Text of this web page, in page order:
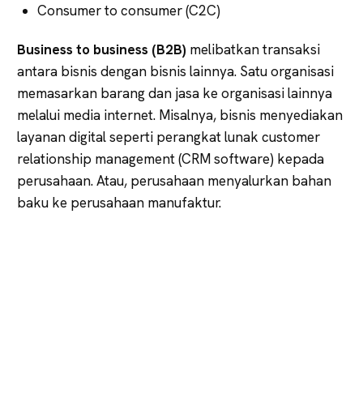
Consumer to consumer (C2C)
Business to business (B2B) melibatkan transaksi
antara bisnis dengan bisnis lainnya. Satu organisasi
memasarkan barang dan jasa ke organisasi lainnya
melalui media internet. Misalnya, bisnis menyediakan
layanan digital seperti perangkat lunak customer
relationship management (CRM software) kepada
perusahaan. Atau, perusahaan menyalurkan bahan
baku ke perusahaan manufaktur.